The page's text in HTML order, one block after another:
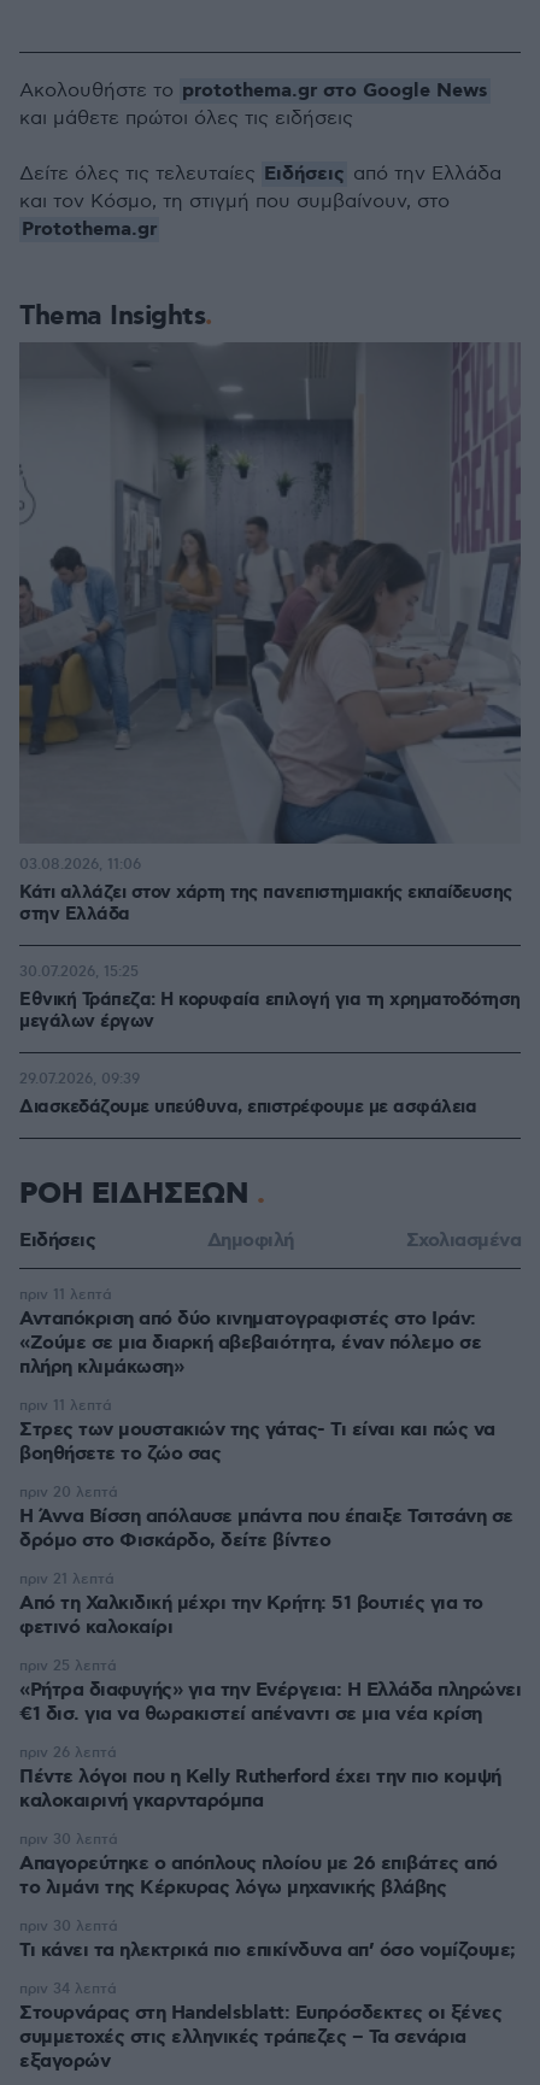
Thema Insights
Κάτι αλλάζει στον χάρτη της πανεπιστημιακής εκπαίδευσης
στην Ελλάδα
03.08.2026, 11:06
Εθνική Τράπεζα: Η κορυφαία επιλογή για τη χρηματοδότηση
μεγάλων έργων
30.07.2026, 15:25
Διασκεδάζουμε υπεύθυνα, επιστρέφουμε με ασφάλεια
29.07.2026, 09:39
Ακολουθήστε το protothema.gr στο Google News
και μάθετε πρώτοι όλες τις ειδήσεις
Δείτε όλες τις τελευταίες Ειδήσεις από την Ελλάδα
και τον Κόσμο, τη στιγμή που συμβαίνουν, στο
Protothema.gr
ΡΟΗ ΕΙΔΗΣΕΩΝ
Ειδήσεις Δημοφιλή Σχολιασμένα
Ανταπόκριση από δύο κινηματογραφιστές στο Ιράν:
«Ζούμε σε μια διαρκή αβεβαιότητα, έναν πόλεμο σε
πλήρη κλιμάκωση»
πριν 11 λεπτά
Στρες των μουστακιών της γάτας- Τι είναι και πώς να
βοηθήσετε το ζώο σας
πριν 11 λεπτά
Η Άννα Βίσση απόλαυσε μπάντα που έπαιξε Τσιτσάνη σε
δρόμο στο Φισκάρδο, δείτε βίντεο
πριν 20 λεπτά
Από τη Χαλκιδική μέχρι την Κρήτη: 51 βουτιές για το
φετινό καλοκαίρι
πριν 21 λεπτά
«Ρήτρα διαφυγής» για την Ενέργεια: Η Ελλάδα πληρώνει
€1 δισ. για να θωρακιστεί απέναντι σε μια νέα κρίση
πριν 25 λεπτά
Πέντε λόγοι που η Kelly Rutherford έχει την πιο κομψή
καλοκαιρινή γκαρνταρόμπα
πριν 26 λεπτά
Απαγορεύτηκε ο απόπλους πλοίου με 26 επιβάτες από
το λιμάνι της Κέρκυρας λόγω μηχανικής βλάβης
πριν 30 λεπτά
Τι κάνει τα ηλεκτρικά πιο επικίνδυνα απ’ όσο νομίζουμε;
πριν 30 λεπτά
Στουρνάρας στη Handelsblatt: Ευπρόσδεκτες οι ξένες
συμμετοχές στις ελληνικές τράπεζες – Τα σενάρια
εξαγορών
πριν 34 λεπτά